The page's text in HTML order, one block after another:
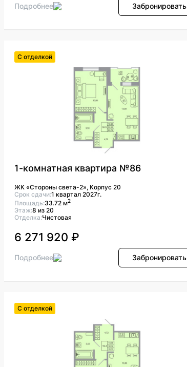
Подробнее Забронировать
С отделкой
1-комнатная квартира №86
ЖК «Стороны света-2», Корпус 20
Срок сдачи:1 квартал 2027г.
Площадь:33.72 м2
Этаж:8 из 20
Отделка:Чистовая
6 271 920 ₽
Подробнее Забронировать
С отделкой